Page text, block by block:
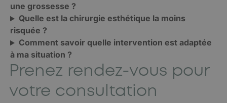
une grossesse ?
Quelle est la chirurgie esthétique la moins
risquée ?
Comment savoir quelle intervention est adaptée
à ma situation ?
Prenez rendez-vous pour
votre consultation